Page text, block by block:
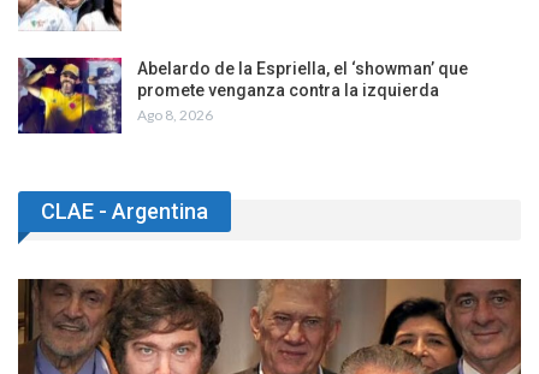
Abelardo de la Espriella, el ‘showman’ que
promete venganza contra la izquierda
Ago 8, 2026
CLAE - Argentina